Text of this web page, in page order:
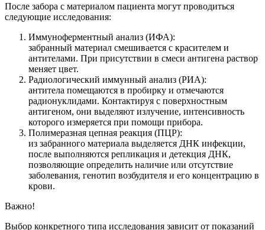
После забора с материалом пациента могут проводиться
следующие исследования:
Иммуноферментный анализ (ИФА):
забранный материал смешивается с красителем и
антителами. При присутствии в смеси антигена раствор
меняет цвет.
Радиологический иммунный анализ (РИА):
антитела помещаются в пробирку и отмечаются
радионуклидами. Контактируя с поверхностным
антигеном, они выделяют излучение, интенсивность
которого измеряется при помощи прибора.
Полимеразная цепная реакция (ПЦР):
из забранного материала выделяется ДНК инфекции,
после выполняются репликация и детекция ДНК,
позволяющие определить наличие или отсутствие
заболевания, генотип возбудителя и его концентрацию в
крови.
Важно!
Выбор конкретного типа исследования зависит от показаний